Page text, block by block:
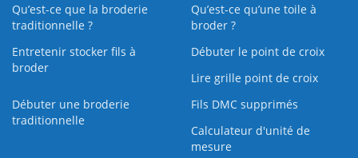
Qu’est-ce que la broderie
traditionnelle ?
Qu’est‑ce qu’une toile à
broder ?
Entretenir stocker fils à
broder
Débuter le point de croix
Lire grille point de croix
Débuter une broderie
traditionnelle
Fils DMC supprimés
Calculateur d'unité de
mesure